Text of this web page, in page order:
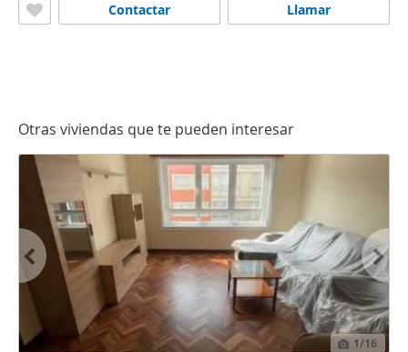
Llamar
Contactar
Otras viviendas que te pueden interesar
1/16